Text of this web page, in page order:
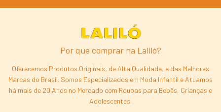
Por que comprar na Laliló?
Oferecemos Produtos Originais, de Alta Qualidade, e das Melhores
Marcas do Brasil. Somos Especializados em Moda Infantil e Atuamos
há mais de 20 Anos no Mercado com Roupas para Bebês, Crianças e
Adolescentes.